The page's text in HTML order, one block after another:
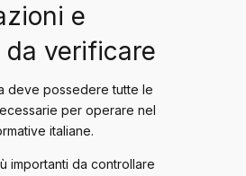
e
da verificare
deve possedere tutte le
per operare nel
italiane.
importanti da controllare